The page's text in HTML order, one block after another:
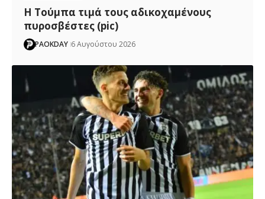
H Tούμπα τιμά τους αδικοχαμένους
πυροσβέστες (pic)
PAOKDAY 6 Αυγούστου 2026